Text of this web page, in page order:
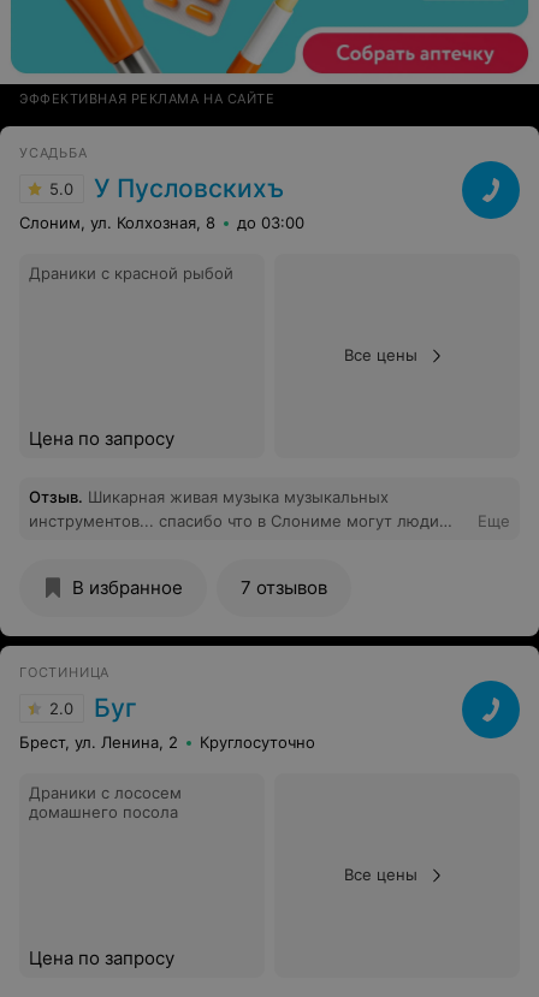
ЭФФЕКТИВНАЯ РЕКЛАМА НА САЙТЕ
УСАДЬБА
5.0 У Пусловскихъ
Слоним, ул. Колхозная, 8 до 03:00
Драники с красной рыбой
Цена по запросу
Все цены
Отзыв. Шикарная живая музыка музыкальных
инструментов... спасибо что в Слониме могут люди
Еще
В избранное 7 отзывов
ГОСТИНИЦА
2.0 Буг
Брест, ул. Ленина, 2 Круглосуточно
Драники с лососем
домашнего посола
Цена по запросу
Все цены